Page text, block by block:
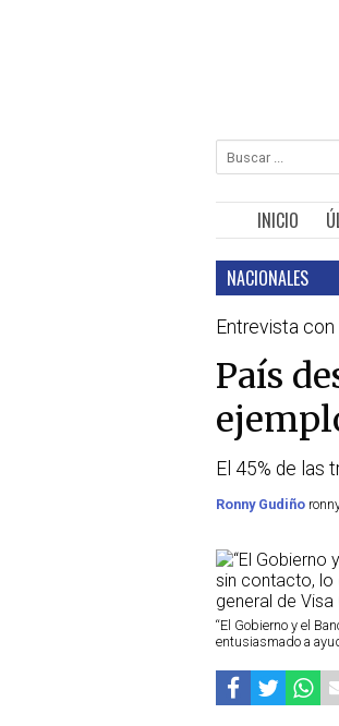
INICIO
NACIONALES
Entrevista con
País
El 45% de las
Ronny Gudiño
“El Gobierno y el
entusiasmado a